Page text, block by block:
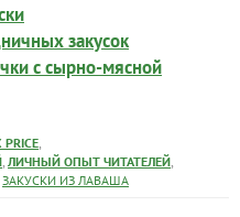
закусок
с сырно-мясной
PRICE,
, ЛИЧНЫЙ ОПЫТ ЧИТАТЕЛЕЙ,
ЗАКУСКИ ИЗ ЛАВАША